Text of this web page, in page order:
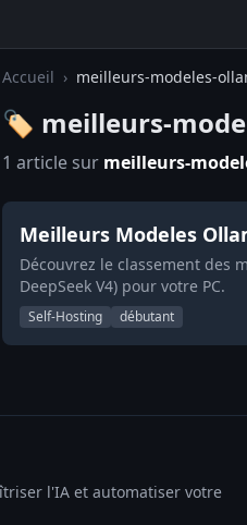
Accueil › meilleurs-modeles-
🏷️ meilleurs-
1 article sur meilleurs-
Meilleurs Modeles
Découvrez le classement des
DeepSeek V4) pour votre PC.
Self-Hosting débutant
l'IA et automatiser votre